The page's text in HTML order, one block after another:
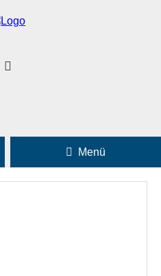
Menü